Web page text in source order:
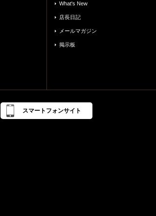
What's New
店長日記
メールマガジン
掲示板
スマートフォンサイト